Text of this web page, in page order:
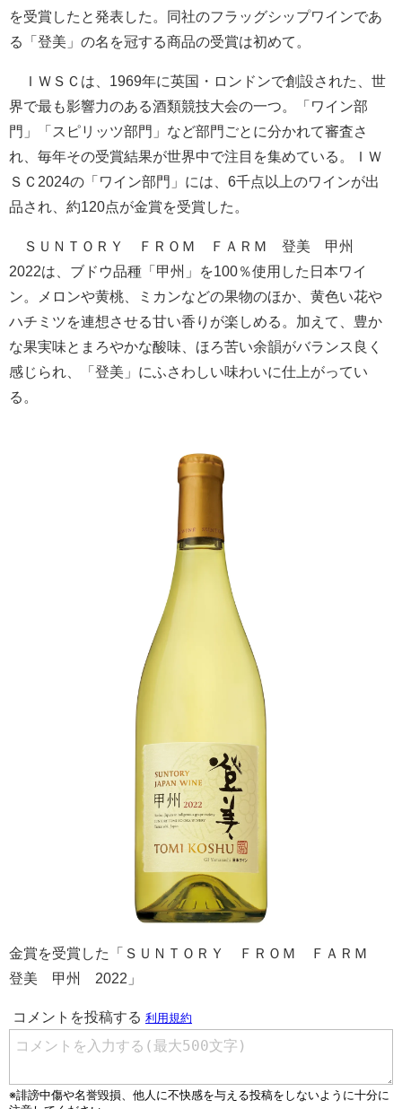
を受賞したと発表した。同社のフラッグシップワインであ
る「登美」の名を冠する商品の受賞は初めて。
ＩＷＳＣは、1969年に英国・ロンドンで創設された、世
界で最も影響力のある酒類競技大会の一つ。「ワイン部
門」「スピリッツ部門」など部門ごとに分かれて審査さ
れ、毎年その受賞結果が世界中で注目を集めている。ＩＷ
ＳＣ2024の「ワイン部門」には、6千点以上のワインが出
品され、約120点が金賞を受賞した。
ＳＵＮＴＯＲＹ ＦＲＯＭ ＦＡＲＭ 登美 甲州
2022は、ブドウ品種「甲州」を100％使用した日本ワイ
ン。メロンや黄桃、ミカンなどの果物のほか、黄色い花や
ハチミツを連想させる甘い香りが楽しめる。加えて、豊か
な果実味とまろやかな酸味、ほろ苦い余韻がバランス良く
感じられ、「登美」にふさわしい味わいに仕上がってい
る。
金賞を受賞した「ＳＵＮＴＯＲＹ ＦＲＯＭ ＦＡＲＭ
登美 甲州 2022」